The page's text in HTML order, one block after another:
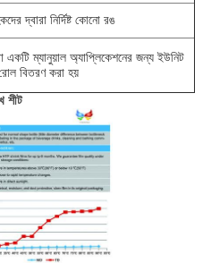
দ্বারা নির্দিষ্ট কোনো রঙ
একটি ম্যানুয়াল অ্যাপ্লিকেশনের জন্য ইউনিট
বিতরণ করা হয়
শীট